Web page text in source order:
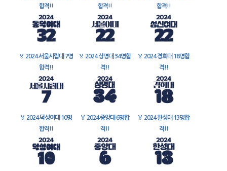
합격!!
합격!!
합격!!
🏅 2024 서울시립대 7명
합격!!
🏅 2024 상명대 34명합
격!!
🏅 2024 경희대 18명합
격!!
🏅 2024 덕성여대 10명
합격!!
🏅 2024 중앙대 6명합
격!!
🏅 2024 한성대 13명합
격!!